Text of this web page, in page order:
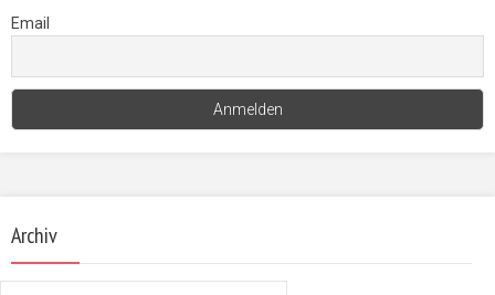
Email
Archiv